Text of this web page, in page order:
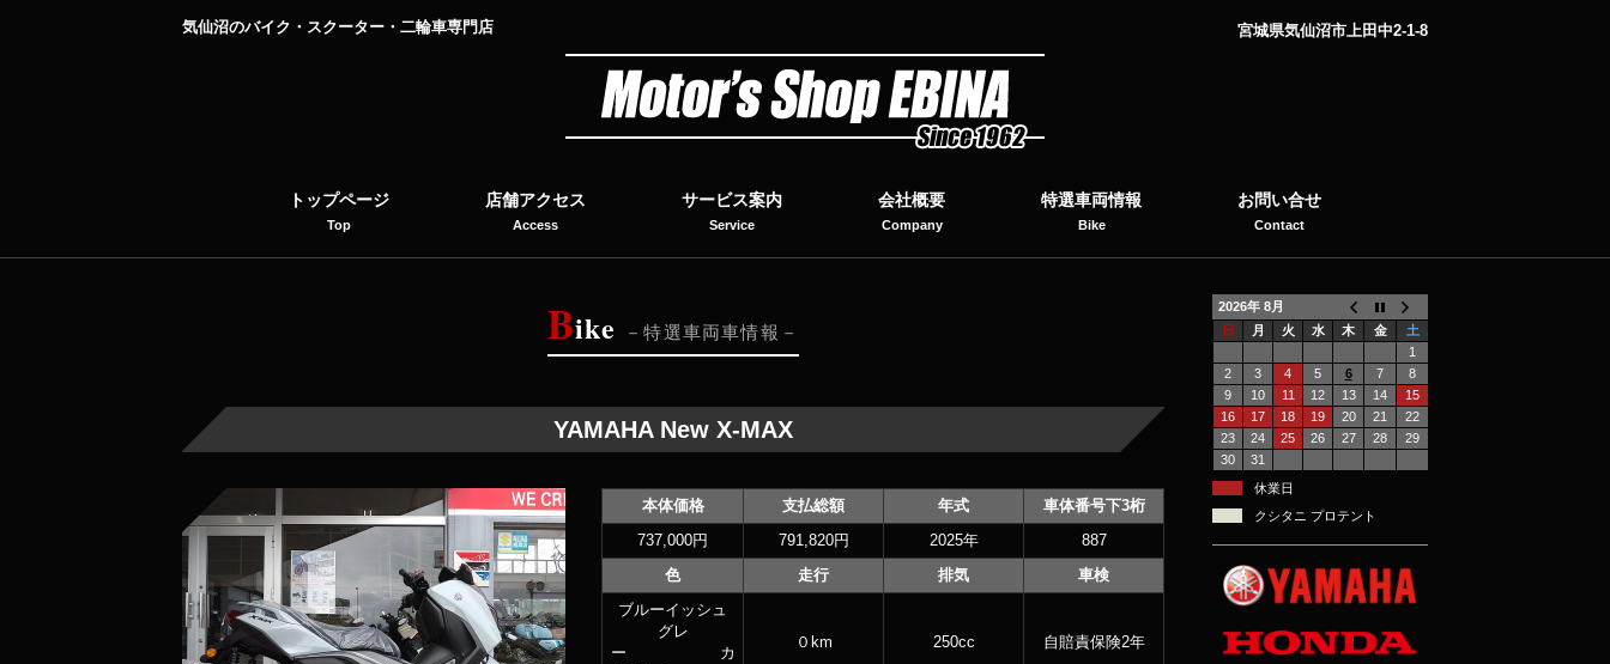
気仙沼のバイク・スクーター・二輪車専門店 宮城県気仙沼市上田中2-1-8
トップページ
Top
店舗アクセス
Access
サービス案内
Service
会社概要
Company
特選車両情報
Bike
お問い合せ
Contact
Bike 特選車両車情報
YAMAHA New X-MAX
本体価格 支払総額 年式
車体番号下3桁
737,000円
791,820円 2025年
887
色
走行 排気
車検
ブルーイッシュ
グレ
ー カ
０km 250cc 自賠責保険2年
2026年 8月
日
月 火 水 木 金
土
1
2
3 4 5 6 7
8
9
10 11 12 13 14
15
16
17 18 19 20 21
22
23
24 25 26 27 28
29
30
31
休業日
クシタニ プロテント